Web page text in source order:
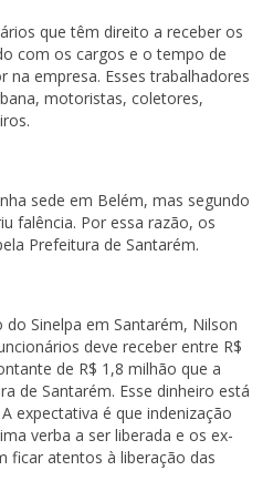
que têm direito a receber os
com os cargos e o tempo de
na empresa. Esses trabalhadores
motoristas, coletores,
sede em Belém, mas segundo
falência. Por essa razão, os
Prefeitura de Santarém.
Sinelpa em Santarém, Nilson
deve receber entre R$
de R$ 1,8 milhão que a
de Santarém. Esse dinheiro está
expectativa é que indenização
verba a ser liberada e os ex-
ficar atentos à liberação das